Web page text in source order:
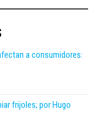
a consumidores:
frijoles; por Hugo